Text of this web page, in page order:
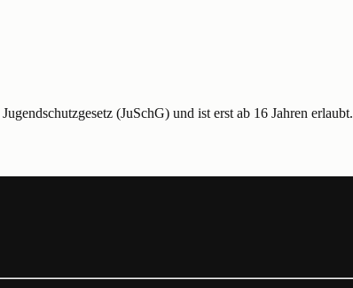
(JuSchG) und ist erst ab 16 Jahren erlaubt.